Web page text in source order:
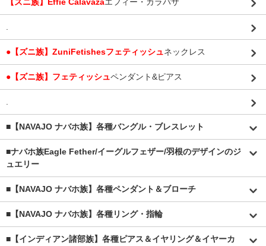
●【ズニ族】ZuniFetishesフェティッシュネックレス
●【ズニ族】フェティッシュペンダント&ピアス
■【NAVAJO ナバホ族】各種バングル・ブレスレット
■ナバホ族Eagle Fether/イーグルフェザー/羽根のデザインのジ
ュエリー
■【NAVAJO ナバホ族】各種ペンダント＆ブローチ
■【NAVAJO ナバホ族】各種リング・指輪
■【インディアン諸部族】各種ピアス＆イヤリング＆イヤーカ